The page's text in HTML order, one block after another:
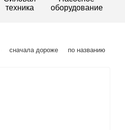
техника
оборудование
сначала дороже по названию